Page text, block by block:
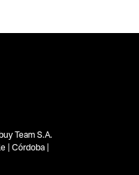
Team S.A.
| Córdoba |